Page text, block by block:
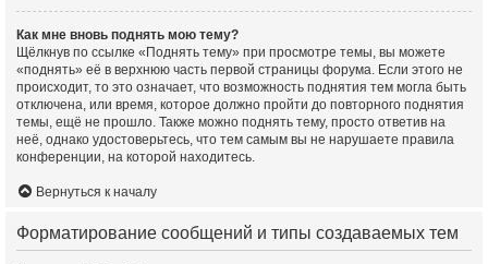
Как мне вновь поднять мою тему?
Щёлкнув по ссылке «Поднять тему» при просмотре темы, вы можете
«поднять» её в верхнюю часть первой страницы форума. Если этого не
происходит, то это означает, что возможность поднятия тем могла быть
отключена, или время, которое должно пройти до повторного поднятия
темы, ещё не прошло. Также можно поднять тему, просто ответив на
неё, однако удостоверьтесь, что тем самым вы не нарушаете правила
конференции, на которой находитесь.
Вернуться к началу
Форматирование сообщений и типы создаваемых тем